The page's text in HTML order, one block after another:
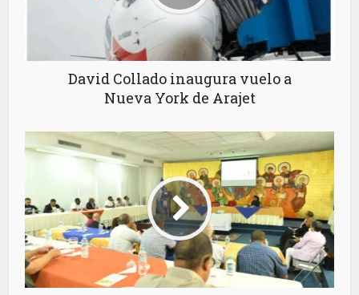
David Collado inaugura vuelo a
Nueva York de Arajet